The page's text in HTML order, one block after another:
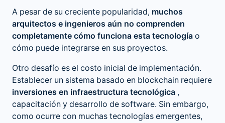
A pesar de su creciente popularidad, muchos
arquitectos e ingenieros aún no comprenden
completamente cómo funciona esta tecnología o
cómo puede integrarse en sus proyectos.
Otro desafío es el costo inicial de implementación.
Establecer un sistema basado en blockchain requiere
inversiones en infraestructura tecnológica ,
capacitación y desarrollo de software. Sin embargo,
como ocurre con muchas tecnologías emergentes,